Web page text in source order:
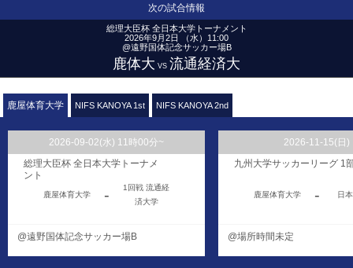
次の試合情報
総理大臣杯 全日本大学トーナメント
2026年9月2日 （水）11:00
@遠野国体記念サッカー場B
鹿体大 VS 流通経済大
鹿屋体育大学 NIFS KANOYA 1st NIFS KANOYA 2nd
2026-09-02(水) 11時00分~
総理大臣杯 全日本大学トーナメ
ント
鹿屋体育大学 -
1回戦 流通経
済大学
@遠野国体記念サッカー場B
2026-11-15(日)
九州大学サッカーリーグ 1
鹿屋体育大学 - 日
@場所時間未定
2026-09-05(土) 16時00分~
九州サッカーリーグ
KANOYA 1st
-
FC延岡
AGATA
@西階球技場
2026-09-20(日) 10時
九州サッカーリーグ
KANOYA 1st
-
@藤見公園 西側多目的
2026-09-06(日) 12時25分~
鹿児島県（社会人）リーグ 1部
KANOYA
-
海上自衛隊鹿
屋航空基地
@県立サッカー場A
2026-12-06(日) 12時
鹿児島県（社会人）リーグ
KANOYA
-
@野里運動公園サッカー場